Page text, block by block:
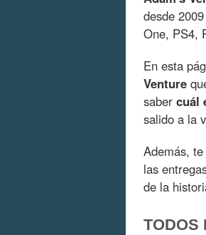
desde
One, PS4,
En esta
Venture
saber cuál
salido a la
Además,
las
de la
TODOS